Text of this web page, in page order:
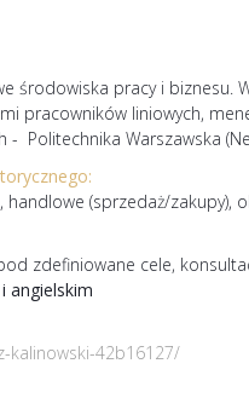
środowiska pracy i biznesu.
pracowników liniowych,
Politechnika Warszawska
(sprzedaż/zakupy),
zdefiniowane cele,
angielskim
kalinowski-42b16127/